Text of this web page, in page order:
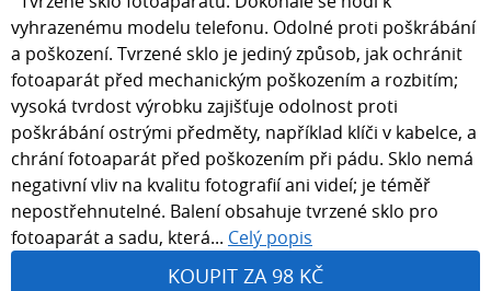
vyhrazenému modelu telefonu. Odolné proti poškrábání
a poškození. Tvrzené sklo je jediný způsob, jak ochránit
fotoaparát před mechanickým poškozením a rozbitím;
vysoká tvrdost výrobku zajišťuje odolnost proti
poškrábání ostrými předměty, například klíči v kabelce, a
chrání fotoaparát před poškozením při pádu. Sklo nemá
negativní vliv na kvalitu fotografií ani videí; je téměř
nepostřehnutelné. Balení obsahuje tvrzené sklo pro
fotoaparát a sadu, která... Celý popis
KOUPIT ZA 98 KČ